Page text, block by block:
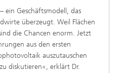
ein Geschäftsmodell, das
überzeugt. Weil Flächen
die Chancen enorm. Jetzt
aus den ersten
auszutauschen
diskutieren«, erklärt Dr.